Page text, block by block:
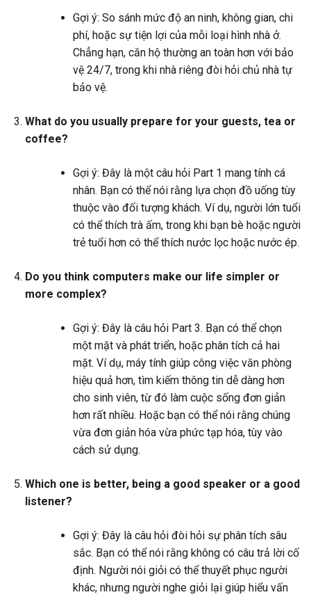
Gợi ý: So sánh mức độ an ninh, không gian, chi
phí, hoặc sự tiện lợi của mỗi loại hình nhà ở.
Chẳng hạn, căn hộ thường an toàn hơn với bảo
vệ 24/7, trong khi nhà riêng đòi hỏi chủ nhà tự
bảo vệ.
What do you usually prepare for your guests, tea or
coffee?
Gợi ý: Đây là một câu hỏi Part 1 mang tính cá
nhân. Bạn có thể nói rằng lựa chọn đồ uống tùy
thuộc vào đối tượng khách. Ví dụ, người lớn tuổi
có thể thích trà ấm, trong khi bạn bè hoặc người
trẻ tuổi hơn có thể thích nước lọc hoặc nước ép.
Do you think computers make our life simpler or
more complex?
Gợi ý: Đây là câu hỏi Part 3. Bạn có thể chọn
một mặt và phát triển, hoặc phân tích cả hai
mặt. Ví dụ, máy tính giúp công việc văn phòng
hiệu quả hơn, tìm kiếm thông tin dễ dàng hơn
cho sinh viên, từ đó làm cuộc sống đơn giản
hơn rất nhiều. Hoặc bạn có thể nói rằng chúng
vừa đơn giản hóa vừa phức tạp hóa, tùy vào
cách sử dụng.
Which one is better, being a good speaker or a good
listener?
Gợi ý: Đây là câu hỏi đòi hỏi sự phân tích sâu
sắc. Bạn có thể nói rằng không có câu trả lời cố
định. Người nói giỏi có thể thuyết phục người
khác, nhưng người nghe giỏi lại giúp hiểu vấn